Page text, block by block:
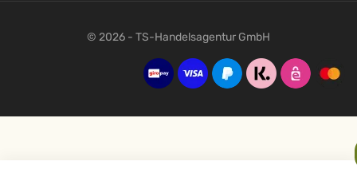
© 2026 - TS-Handelsagentur GmbH